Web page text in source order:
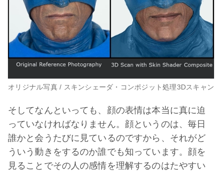
オリジナル写真 / スキンシェーダ・コンポジット処理3Dスキャン
そしてなんといっても、顔の表情は本当に真に迫
っていなければなりません。顔というのは、毎日
誰かと会うたびに見ているのですから、それがど
ういう動きをするのか誰でも知っています。顔を
見ることでその人の感情を理解するのはたやすい